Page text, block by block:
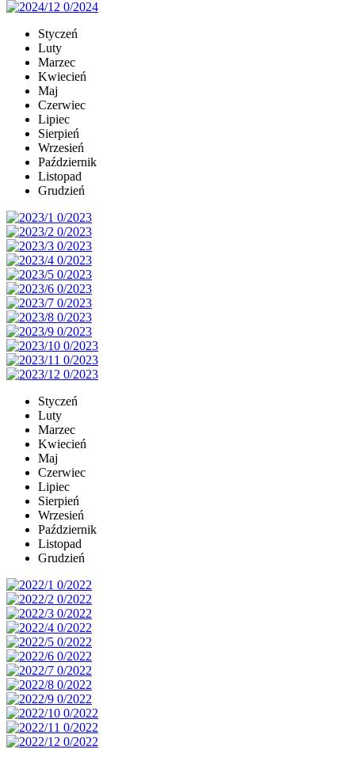
Styczeń
Luty
Marzec
Kwiecień
Maj
Czerwiec
Lipiec
Sierpień
Wrzesień
Październik
Listopad
Grudzień
Styczeń
Luty
Marzec
Kwiecień
Maj
Czerwiec
Lipiec
Sierpień
Wrzesień
Październik
Listopad
Grudzień